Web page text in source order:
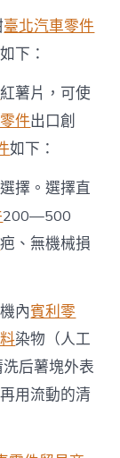
甜
酥
薯
片
加
工
方
法
_
中
國
發
展
門
奧
斯
德
零
件
報
價
臺北汽車零件
下：
紅薯片，可使
件出口創
如下：
擇。選擇直
200—500
疤、無機械損
內賓利零
染物（人工
后薯塊外表
用流動的清